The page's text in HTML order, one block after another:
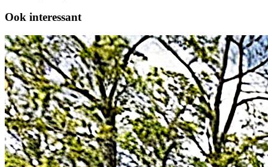
Ook interessant